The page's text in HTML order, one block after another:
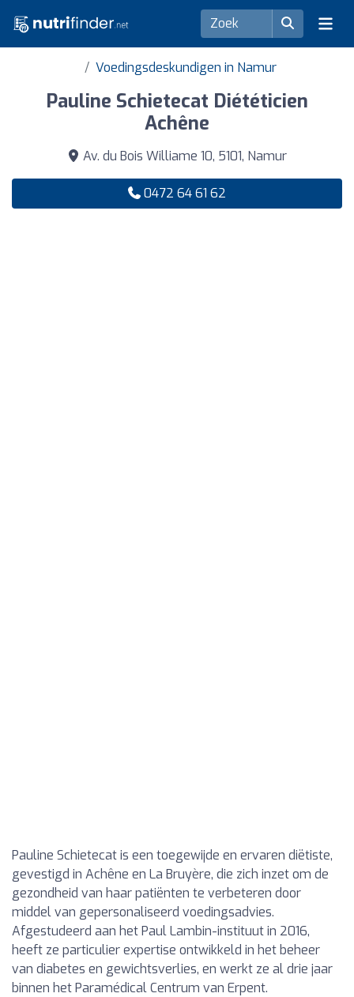
Voedingsdeskundigen in Namur
Pauline Schietecat Diététicien
Achêne
Av. du Bois Williame 10, 5101, Namur
0472 64 61 62
Pauline Schietecat is een toegewijde en ervaren diëtiste,
gevestigd in Achêne en La Bruyère, die zich inzet om de
gezondheid van haar patiënten te verbeteren door
middel van gepersonaliseerd voedingsadvies.
Afgestudeerd aan het Paul Lambin-instituut in 2016,
heeft ze particulier expertise ontwikkeld in het beheer
van diabetes en gewichtsverlies, en werkt ze al drie jaar
binnen het Paramédical Centrum van Erpent.